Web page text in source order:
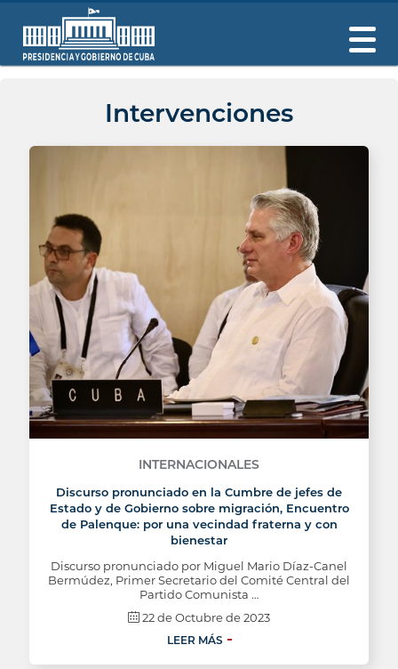
Intervenciones
INTERNACIONALES
Discurso pronunciado en la Cumbre de jefes de
Estado y de Gobierno sobre migración, Encuentro
de Palenque: por una vecindad fraterna y con
bienestar
Discurso pronunciado por Miguel Mario Díaz-Canel
Bermúdez, Primer Secretario del Comité Central del
Partido Comunista …
22 de Octubre de 2023
LEER MÁS